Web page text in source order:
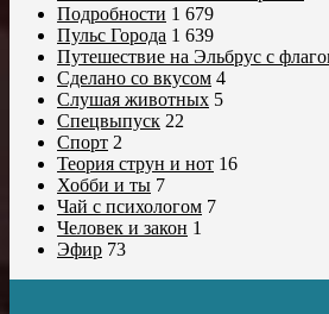
Подробности 1 679
Пульс Города 1 639
Путешествие на Эльбрус с
Сделано со вкусом 4
Слушая животных 5
Спецвыпуск 22
Спорт 2
Теория струн и нот 16
Хобби и ты 7
Чай с психологом 7
Человек и закон 1
Эфир 73